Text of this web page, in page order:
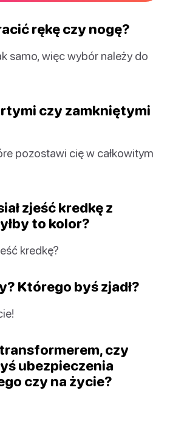
rękę czy nogę?
samo, więc wybór należy do
czy zamkniętymi
pozostawi cię w całkowitym
zjeść kredkę z
to kolor?
kredkę?
Którego byś zjadł?
czy
ubezpieczenia
czy na życie?